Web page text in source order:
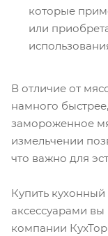
которые
или
В отличие от
намного
замороженное
измельчении
что важно для
Купить
аксессуарами
компании